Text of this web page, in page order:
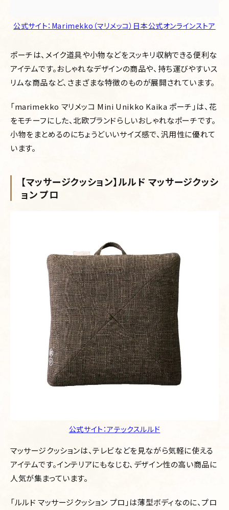
公式サイト：Marimekko（マリメッコ）日本公式オンラインストア
ポーチは、メイク道具や小物などをスッキリ収納できる便利な
アイテムです。おしゃれなデザインの商品や、持ち運びやすいス
リムな商品など、さまざまな特徴のものが展開されています。
「marimekko マリメッコ Mini Unikko Kaika ポーチ」は、花
をモチーフにした、北欧ブランドらしいおしゃれなポーチです。
小物をまとめるのにちょうどいいサイズ感で、汎用性に優れて
います。
【マッサージクッション】ルルド マッサージクッシ
ョン プロ
公式サイト：アテックスルルド
マッサージクッションは、テレビなどを見ながら気軽に使える
アイテムです。インテリアにもなじむ、デザイン性の高い商品に
人気が集まっています。
「ルルド マッサージクッション プロ」は薄型ボディなのに、プロ